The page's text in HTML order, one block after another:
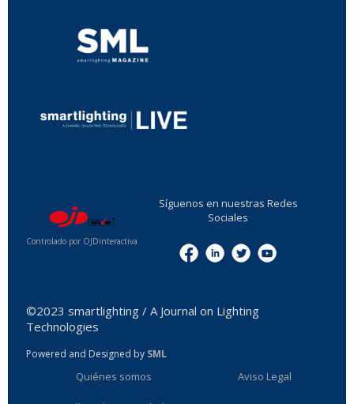
Controlado por OJDinteractiva
Síguenos en nuestras Redes
Sociales
©2023 smartlighting / A Journal on Lighting
Technologies
Powered and Designed by SML
Quiénes somos Aviso Legal